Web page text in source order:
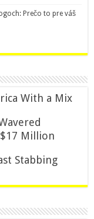
Prečo to pre váš
With a Mix
Million
Stabbing